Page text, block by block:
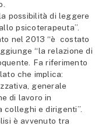
possibilità di leggere
psicoterapeuta”.
nel 2013 “è costato
“la relazione di
Fa riferimento
che implica:
generale
di lavoro in
e dirigenti”.
è avvenuto tra